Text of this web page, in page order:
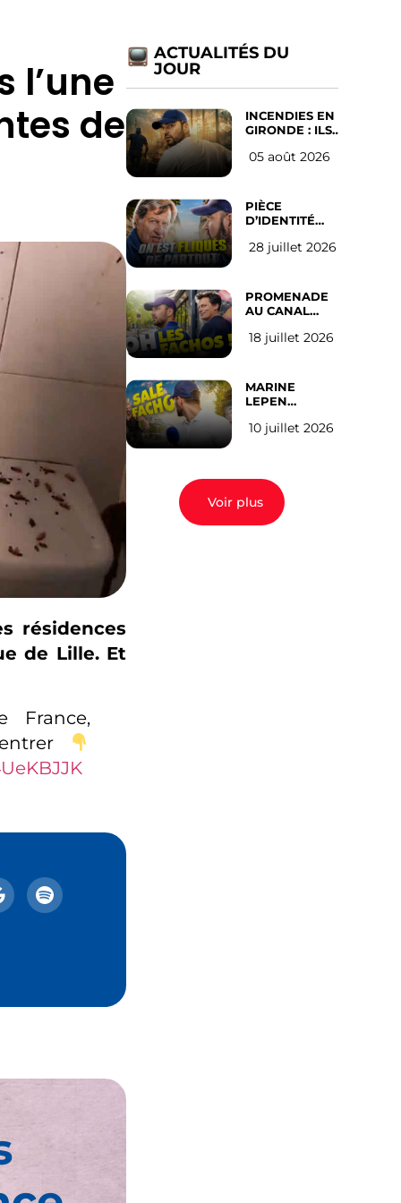
l’une
de
résidences
de Lille. Et
France,
ACTUALITÉS DU
JOUR
INCENDIES EN
GIRONDE : ILS
D’ABANDONNER
05 août 2026
PIÈCE
D’IDENTITÉ
SUR LES
l’avis des
Français
28 juillet 2026
PROMENADE
AU CANAL
(les gauchistes
18 juillet 2026
MARINE
LEPEN
EN 2027 : l’avis
10 juillet 2026
Voir plus